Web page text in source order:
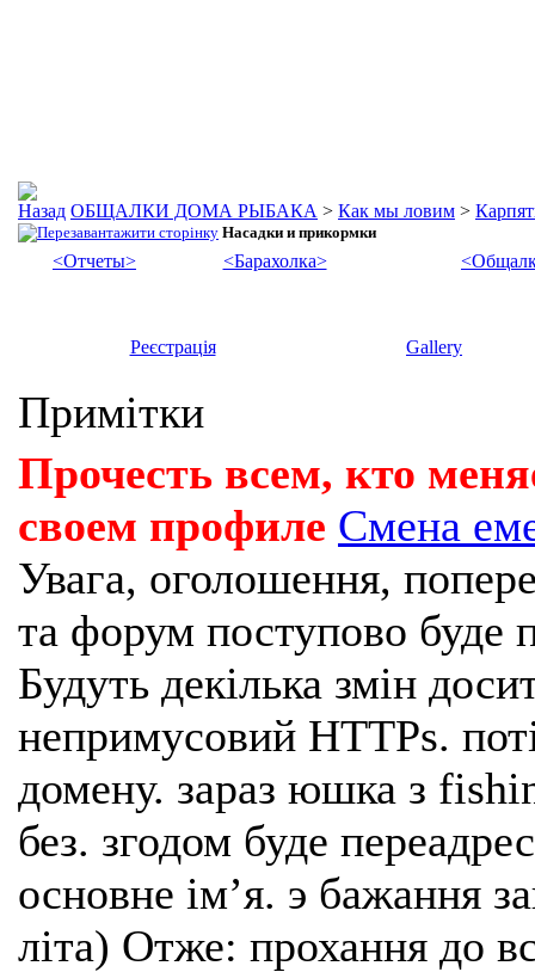
ОБЩАЛКИ ДОМА РЫБАКА > Как мы ловим >
Насадки и прикормки
<Отчеты> <Барахолка>
Реєстрація Gallery
Примітки
Прочесть всем, кто
своем профиле Смена
Увага, оголошення,
та форум поступово буде
Будуть декілька змін
непримусовий HTTPs.
домену. зараз юшка з
без. згодом буде
основне імʼя. э бажання
літа) Отже: прохання до